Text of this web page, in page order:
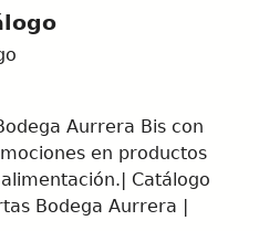
Aurrera Bis con
en productos
Catálogo
Bodega Aurrera |